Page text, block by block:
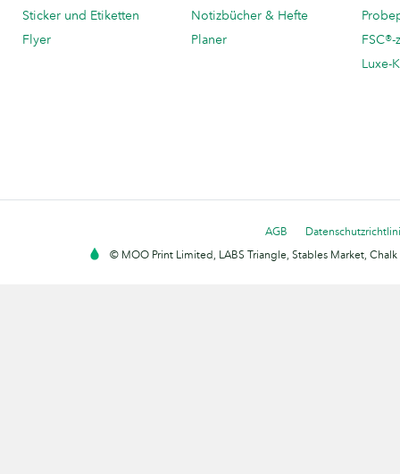
Sticker und Etiketten
Flyer
Notizbücher & Hefte
Planer
Luxe-
AGB
© MOO Print Limited, LABS Triangle, Stables Market,